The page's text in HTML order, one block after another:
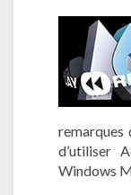
remarques
d’utiliser
Windows